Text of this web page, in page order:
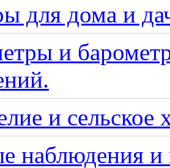
для дома и
и
и сельское
наблюдения и